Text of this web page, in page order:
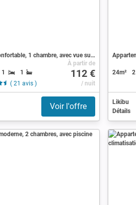
Résidence confortable, 1 chambre, avec vue sur mer
1
1
( 21 avis )
À partir de
112 €
/ nuit
Voir l'offre
24m² 2
Likibu
Détails